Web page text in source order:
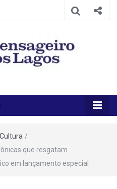
Mensageiro
dos Lagos
Cultura /
que resgatam
em lançamento especial